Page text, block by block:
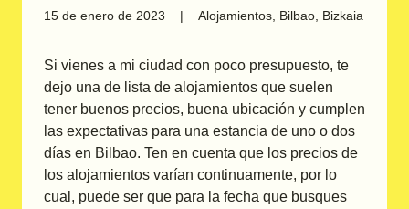
15 de enero de 2023 | Alojamientos, Bilbao, Bizkaia
Si vienes a mi ciudad con poco presupuesto, te
dejo una de lista de alojamientos que suelen
tener buenos precios, buena ubicación y cumplen
las expectativas para una estancia de uno o dos
días en Bilbao. Ten en cuenta que los precios de
los alojamientos varían continuamente, por lo
cual, puede ser que para la fecha que busques